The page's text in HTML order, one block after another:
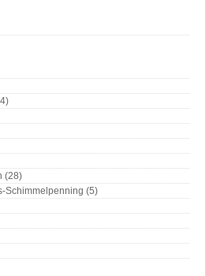
(28)
Schimmelpenning (5)